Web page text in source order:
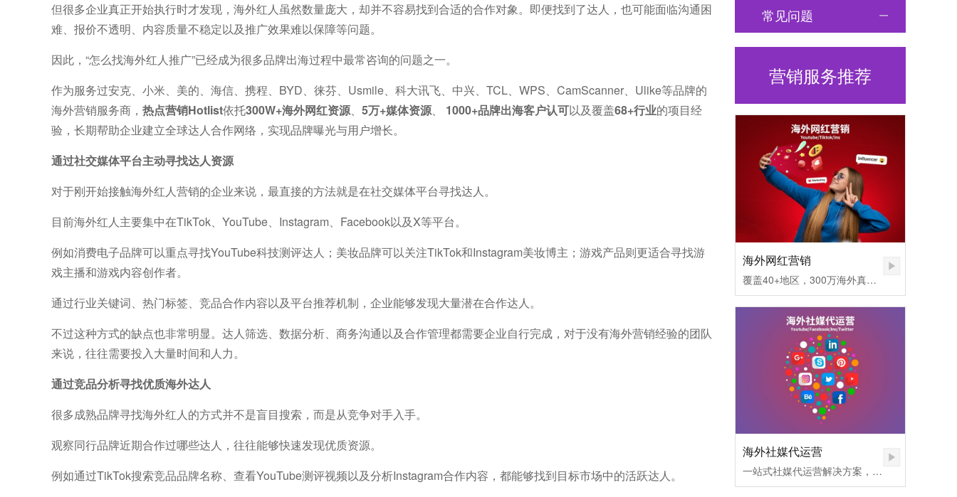
但很多企业真正开始执行时才发现，海外红人虽然数量庞大，却并不容易找到合适的合作对象。即便找到了达人，也可能面临沟通困
难、报价不透明、内容质量不稳定以及推广效果难以保障等问题。
因此，“怎么找海外红人推广”已经成为很多品牌出海过程中最常咨询的问题之一。
作为服务过安克、小米、美的、海信、携程、BYD、徕芬、Usmile、科大讯飞、中兴、TCL、WPS、CamScanner、Ulike等品牌的
海外营销服务商， 热点营销Hotlist依托300W+海外网红资源、 5万+媒体资源、 1000+品牌出海客户认可以及覆盖68+行业的项目经
验，长期帮助企业建立全球达人合作网络，实现品牌曝光与用户增长。
通过社交媒体平台主动寻找达人资源
对于刚开始接触海外红人营销的企业来说，最直接的方法就是在社交媒体平台寻找达人。
目前海外红人主要集中在TikTok、YouTube、Instagram、Facebook以及X等平台。
例如消费电子品牌可以重点寻找YouTube科技测评达人；美妆品牌可以关注TikTok和Instagram美妆博主；游戏产品则更适合寻找游
戏主播和游戏内容创作者。
通过行业关键词、热门标签、竞品合作内容以及平台推荐机制，企业能够发现大量潜在合作达人。
不过这种方式的缺点也非常明显。达人筛选、数据分析、商务沟通以及合作管理都需要企业自行完成，对于没有海外营销经验的团队
来说，往往需要投入大量时间和人力。
通过竞品分析寻找优质海外达人
很多成熟品牌寻找海外红人的方式并不是盲目搜索，而是从竞争对手入手。
观察同行品牌近期合作过哪些达人，往往能够快速发现优质资源。
例如通过TikTok搜索竞品品牌名称、查看YouTube测评视频以及分析Instagram合作内容，都能够找到目标市场中的活跃达人。
常见问题
营销服务推荐
海外网红营销
覆盖40+地区，300万海外真实网红匹配，不同社媒平台发布内容矩阵，快速提高品牌认知度。1.无需百万粉丝，也可让您的品牌和产品一夜爆红
海外社媒代运营
一站式社媒代运营解决方案，帮助出海企业打破文化壁垒，提升海外私域流量。